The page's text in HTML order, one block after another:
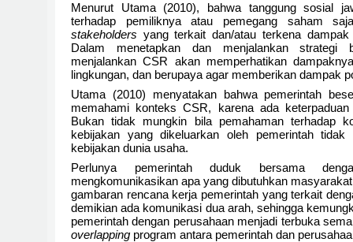
Menurut Utama (2010), bahwa tanggung sosial
terhadap pemiliknya atau pemegang saham
stakeholders yang terkait dan/atau terkena
Dalam menetapkan dan menjalankan strategi
menjalankan CSR akan memperhatikan
lingkungan, dan berupaya agar memberikan dampak
Utama (2010) menyatakan bahwa pemerintah
memahami konteks CSR, karena ada
Bukan tidak mungkin bila pemahaman terhadap
kebijakan yang dikeluarkan oleh pemerintah
kebijakan dunia usaha.
Perlunya pemerintah duduk bersama
mengkomunikasikan apa yang dibutuhkan
gambaran rencana kerja pemerintah yang terkait
demikian ada komunikasi dua arah, sehingga
pemerintah dengan perusahaan menjadi terbuka
overlapping program antara pemerintah dan